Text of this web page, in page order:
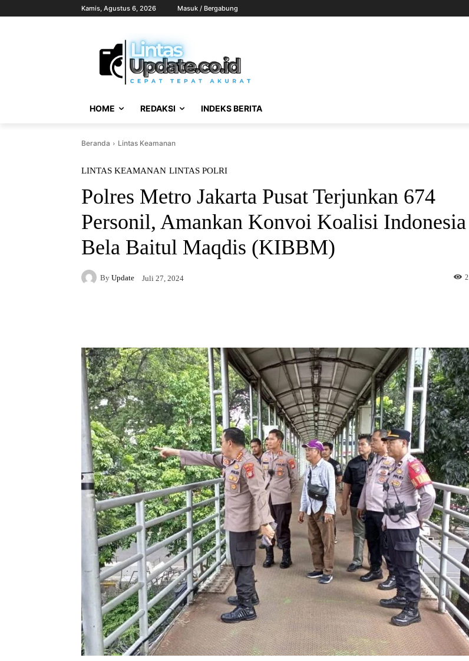
Kamis, Agustus 6, 2026 Masuk / Bergabung
HOME REDAKSI INDEKS BERITA
Beranda Lintas Keamanan
LINTAS KEAMANAN LINTAS POLRI
Polres Metro Jakarta Pusat Terjunkan 674
Personil, Amankan Konvoi Koalisi Indonesia
Bela Baitul Maqdis (KIBBM)
By Update Juli 27, 2024 2